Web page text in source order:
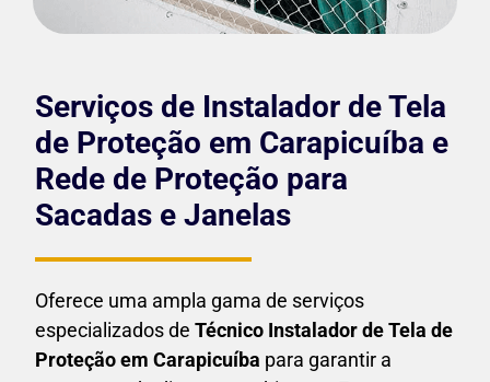
Serviços de Instalador de Tela
de Proteção em Carapicuíba e
Rede de Proteção para
Sacadas e Janelas
Oferece uma ampla gama de serviços
especializados de Técnico Instalador de Tela de
Proteção em Carapicuíba para garantir a